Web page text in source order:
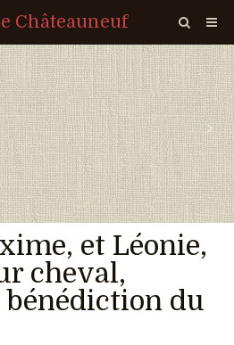
Châteauneuf
›
et Léonie,
cheval,
du